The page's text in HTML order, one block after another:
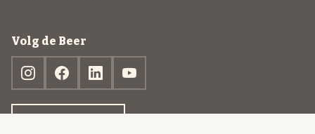
Volg de Beer